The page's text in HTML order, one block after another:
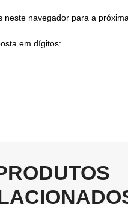
neste navegador para a
em dígitos: